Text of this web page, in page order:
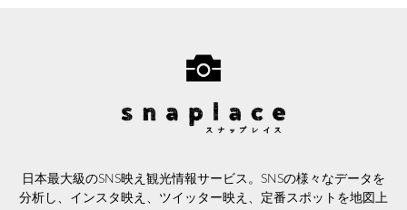
日本最大級のSNS映え観光情報サービス。SNSの様々なデータを
分析し、インスタ映え、ツイッター映え、定番スポットを地図上